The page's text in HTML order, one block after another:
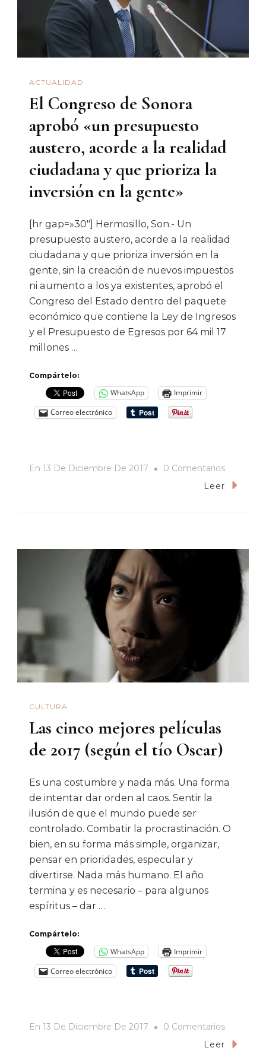
ACTUALIDAD
El Congreso de Sonora
aprobó «un presupuesto
austero, acorde a la realidad
ciudadana y que prioriza la
inversión en la gente»
[hr gap=»30″] Hermosillo, Son.- Un
presupuesto austero, acorde a la realidad
ciudadana y que prioriza inversión en la
gente, sin la creación de nuevos impuestos
ni aumento a los ya existentes, aprobó el
Congreso del Estado dentro del paquete
económico que contiene la Ley de Ingresos
y el Presupuesto de Egresos por 64 mil 17
millones …
Compártelo:
WhatsApp
Imprimir
Correo electrónico
En 13 De Diciembre De 2017 0 ComentariosEn
Aprobó
«un
Austero,
Acorde
A
Gente»
Leer
CULTURA
Las cinco mejores películas
de 2017 (según el tío Oscar)
Es una costumbre y nada más. Una forma
de intentar dar orden al caos. Sentir la
ilusión de que el mundo puede ser
controlado. Combatir la procrastinación. O
bien, en su forma más simple, organizar,
pensar en prioridades, especular y
divertirse. Nada más humano. El año
termina y es necesario – para algunos
espíritus – dar …
Compártelo:
WhatsApp
Imprimir
Correo electrónico
En 13 De Diciembre De 2017 0 ComentariosEn
Las
Leer